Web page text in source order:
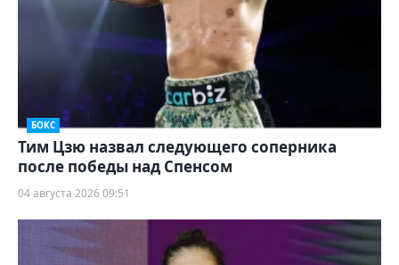
БОКС
Тим Цзю назвал следующего соперника
после победы над Спенсом
04 августа 2026 09:51